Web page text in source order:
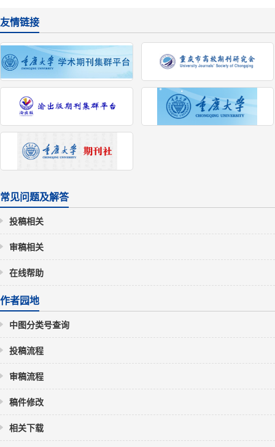
友情链接
常见问题及解答
投稿相关
审稿相关
在线帮助
作者园地
中图分类号查询
投稿流程
审稿流程
稿件修改
相关下载